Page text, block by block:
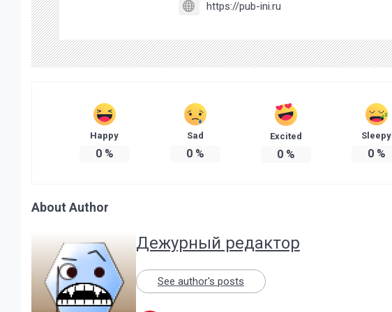
https://pub-ini.ru
Happy
0%
Sad
0%
Excited
0%
Sleepy
0%
About Author
Дежурный редактор
See author's posts